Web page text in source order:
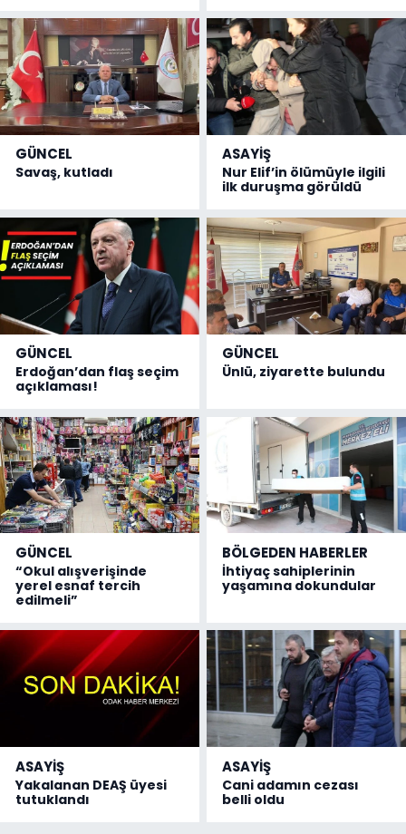
GÜNCEL
Savaş, kutladı
ASAYİŞ
Nur Elif’in ölümüyle ilgili
ilk duruşma görüldü
GÜNCEL
Erdoğan’dan flaş seçim
açıklaması!
GÜNCEL
Ünlü, ziyarette bulundu
GÜNCEL
“Okul alışverişinde
yerel esnaf tercih
edilmeli”
BÖLGEDEN HABERLER
İhtiyaç sahiplerinin
yaşamına dokundular
ASAYİŞ
Yakalanan DEAŞ üyesi
tutuklandı
ASAYİŞ
Cani adamın cezası
belli oldu